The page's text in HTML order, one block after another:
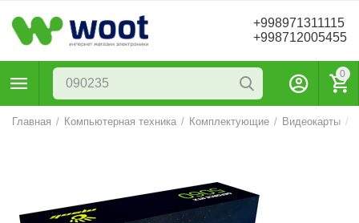
+998971311115
+998712005455
0
Главная / Компьютерная техника / Комплектующие / Видеокарты /